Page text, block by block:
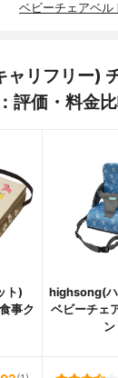
ベビーチェアベル
ャリフリー)
評価・料金
ト)
事ク
highsong(
ベビーチェ
ン